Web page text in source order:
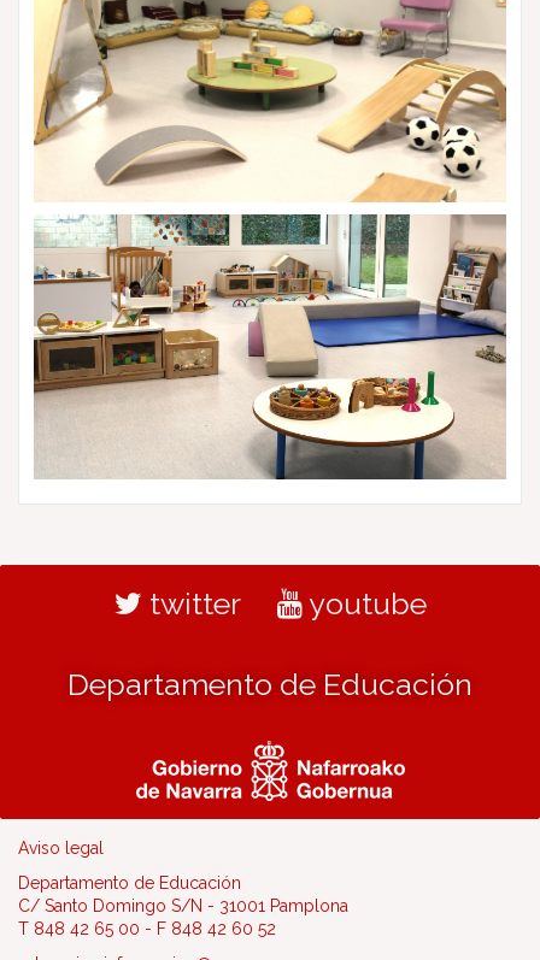
twitter youtube
Departamento de Educación
Aviso legal
Departamento de Educación
C/ Santo Domingo S/N - 31001 Pamplona
T 848 42 65 00 - F 848 42 60 52